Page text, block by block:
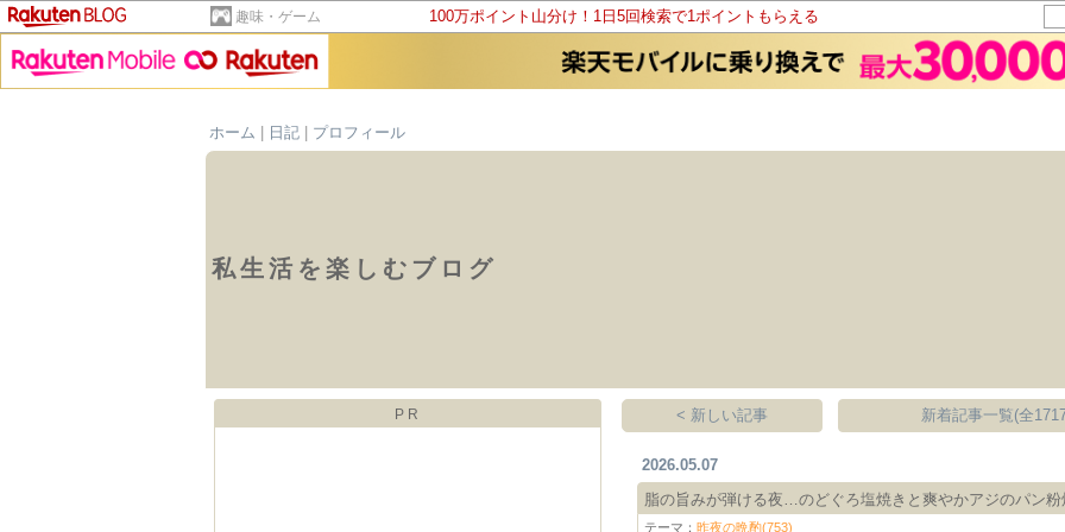
趣味・ゲーム 100万ポイント山分け！1日5回検索で1ポイントもらえる
ホーム 日記 プロフィール
私生活を楽しむブログ
PR < 新しい記事 新着記事一覧(全
2026.05.07
脂の旨みが弾ける夜…のどぐろ塩焼きと爽やかアジのパン
テーマ：昨夜の晩酌(753)